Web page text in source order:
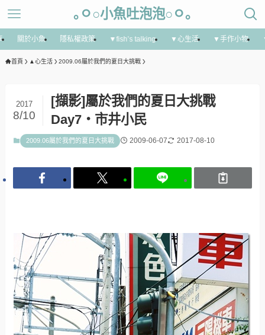
｡ㅇ○小魚吐泡泡○ㅇ｡
關於小魚 隱私權政策 ▼fish’s talking ▼心生活 ▼手作小物
首頁 ▲心生活 2009.06屬於我們的夏日大挑戰
[擷影]屬於我們的夏日大挑戰
Day7‧市井小民
2017
8/10
2009.06屬於我們的夏日大挑戰 2009-06-07 2017-08-10